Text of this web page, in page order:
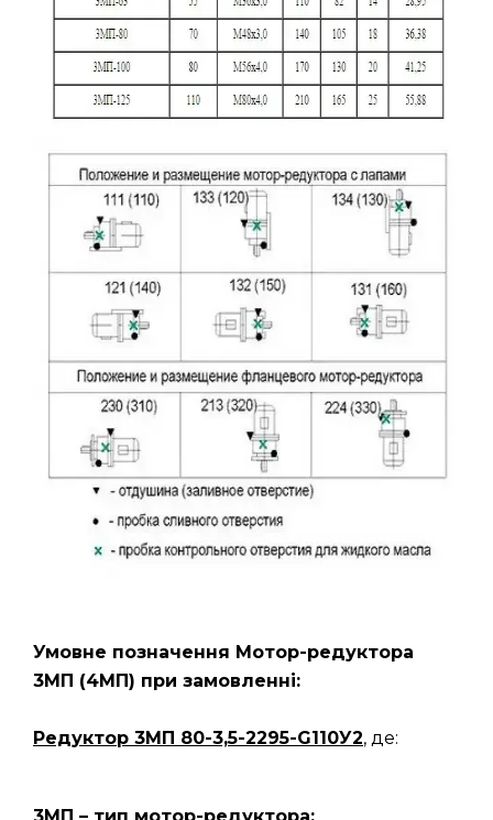
Умовне позначення Мотор-редуктора
3МП (4МП) при замовленні:
Редуктор 3МП 80-3,5-2295-G110У2, де: